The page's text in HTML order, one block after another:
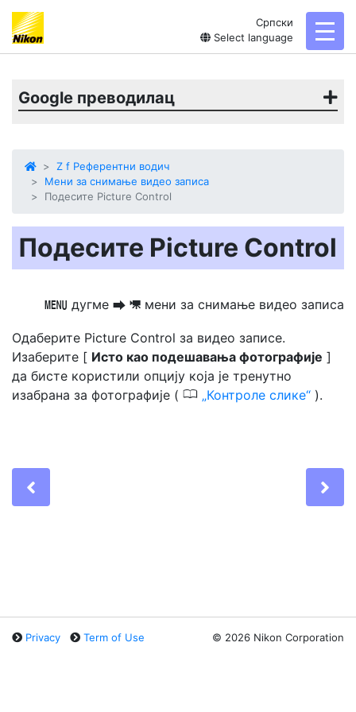
Српски
Select language
Google преводилац
Z f Референтни водич
Мени за снимање видео записа
Подесите Picture Control
Подесите Picture Control
G дугме U 1 мени за снимање видео записа
Одаберите Picture Control за видео записе.
Изаберите [ Исто као подешавања фотографије ]
да бисте користили опцију која је тренутно
изабрана за фотографије ( 0 Контроле слике ).
Privacy Term of Use © 2026 Nikon Corporation